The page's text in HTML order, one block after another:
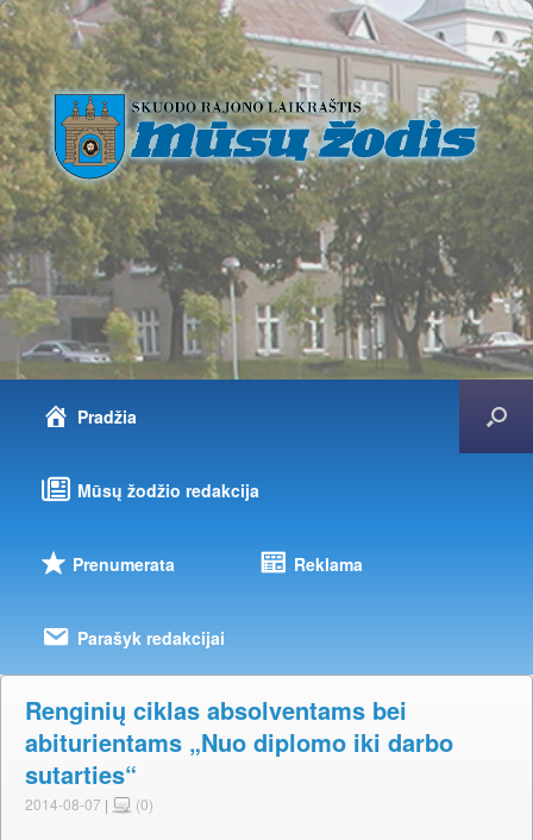
Pradžia
Mūsų žodžio redakcija
Prenumerata Reklama
Parašyk redakcijai
Renginių ciklas absolventams bei
abiturientams „Nuo diplomo iki darbo
sutarties“
2014-08-07 | (0)